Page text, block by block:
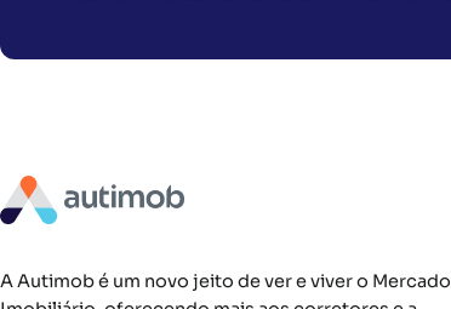
A Autimob é um novo jeito de ver e viver o Mercado